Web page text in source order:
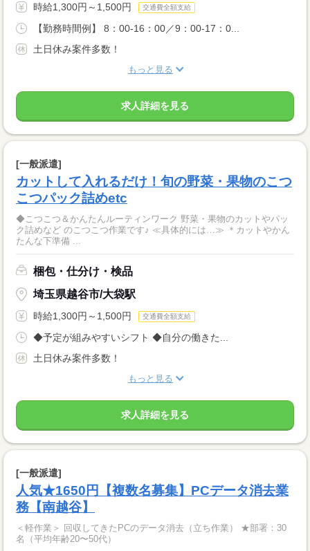
時給1,300円～1,500円 交通費全額支給
【勤務時間例】 8：00-16：00／9：00-17：0...
土日休み案件多数！
もっと見る
求人詳細を見る
[一般派遣]
カットして入れるだけ！旬の野菜・果物のこつ
こつパック詰めetc
◆こつこつ＆かんたんルーティンワーク 野菜・果物のカットやパッ
ク詰めなど のこつこつ作業です♪ ≪具体的には…≫ ＊カットやかん
たんな下準備 ...
梱包・仕分け・検品
埼玉県越谷市/大袋駅
時給1,300円～1,500円 交通費全額支給
◆予定が組みやすいシフト ◆自分の働きた...
土日休み案件多数！
もっと見る
求人詳細を見る
[一般派遣]
人気★1650円【複数名募集】PCデータ消去業
務【南越谷】
＜軽作業＞ 回収してきたPCのデータ消去（立ち作業） ★部署：30
名（平均年齢20〜50代）